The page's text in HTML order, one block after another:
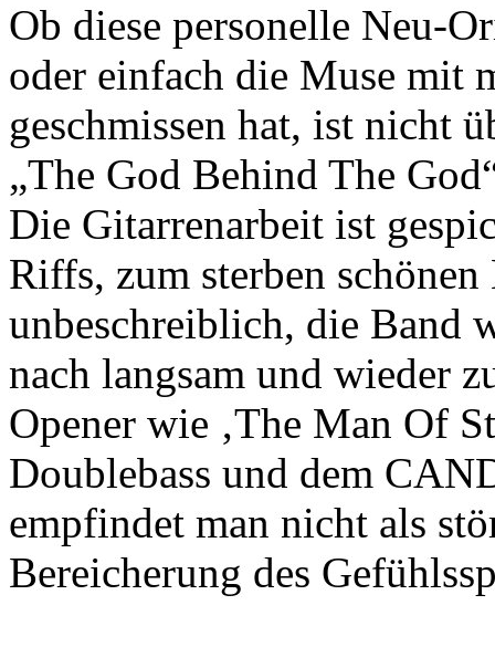
Ob diese personelle Neu-
oder einfach die Muse mit
geschmissen hat, ist nicht
„The God Behind The
Die Gitarrenarbeit ist
Riffs, zum sterben
unbeschreiblich, die Band
nach langsam und wieder
Opener wie ‚The Man Of
Doublebass und dem
empfindet man nicht als
Bereicherung des